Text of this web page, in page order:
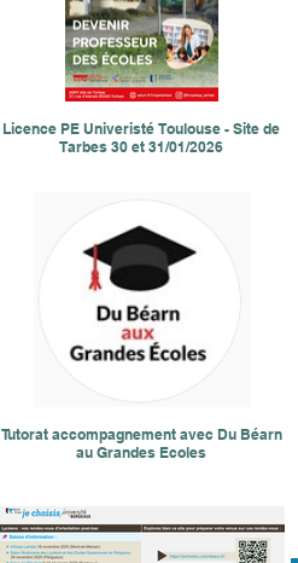
Licence PE Univeristé Toulouse - Site de
Tarbes 30 et 31/01/2026
Tutorat accompagnement avec Du Béarn
au Grandes Ecoles